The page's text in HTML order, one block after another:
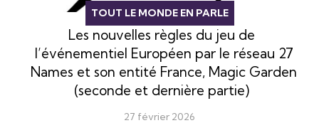
TOUT LE MONDE EN PARLE
Les nouvelles règles du jeu de
l’événementiel Européen par le réseau 27
Names et son entité France, Magic Garden
(seconde et dernière partie)
27 février 2026